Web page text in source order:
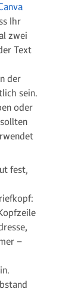
Ihr
zwei
Text
der
sein.
oder
fest,
–